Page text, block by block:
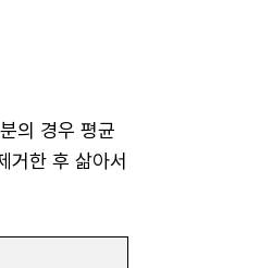
의 경우 평균
거한 후 삶아서